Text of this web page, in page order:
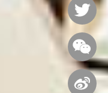


